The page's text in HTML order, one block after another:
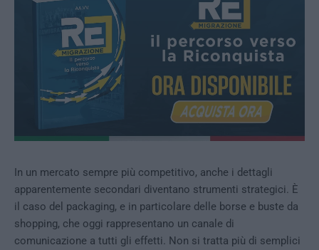
In un mercato sempre più competitivo, anche i dettagli
apparentemente secondari diventano strumenti strategici. È
il caso del packaging, e in particolare delle borse e buste da
shopping, che oggi rappresentano un canale di
comunicazione a tutti gli effetti. Non si tratta più di semplici